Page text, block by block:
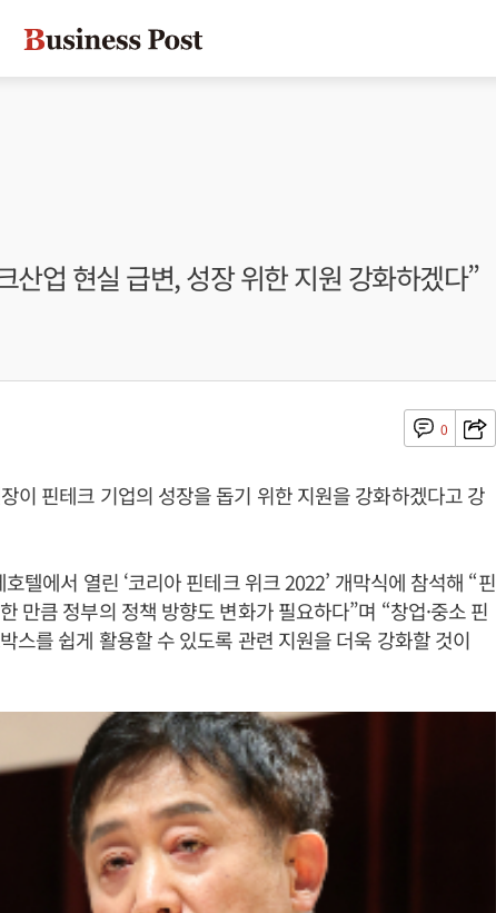
산업 현실 급변, 성장 위한 지원 강화하겠다”
0
이 핀테크 기업의 성장을 돕기 위한 지원을 강화하겠다고 강
텔에서 열린 ‘코리아 핀테크 위크 2022’ 개막식에 참석해 “핀
만큼 정부의 정책 방향도 변화가 필요하다”며 “창업·중소 핀
스를 쉽게 활용할 수 있도록 관련 지원을 더욱 강화할 것이